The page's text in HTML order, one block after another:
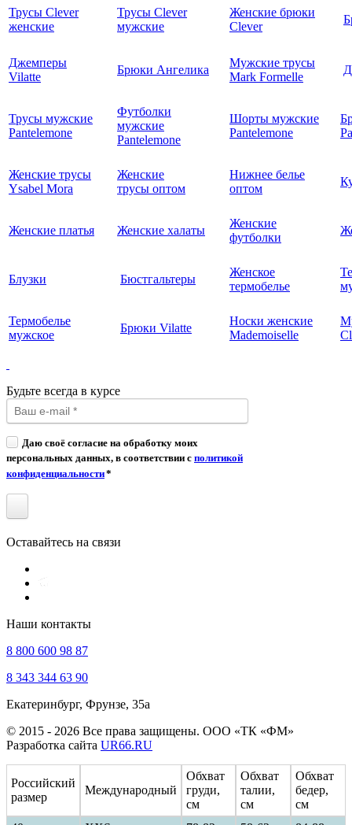
Трусы Clever
женские
Трусы Clever
мужские
Женские брюки
Clever
Джемперы
Vilatte
Брюки Ангелика
Мужские трусы
Mark Formelle
Трусы мужские
Pantelemone
Футболки
мужские
Pantelemone
Шорты мужские
Pantelemone
Женские трусы
Ysabel Mora
Женские
трусы оптом
Нижнее белье
оптом
Женские платья Женские халаты
Женские
футболки
Блузки Бюстгальтеры
Женское
термобелье
Термобелье
мужское
Брюки Vilatte
Носки женские
Mademoiselle
Будьте всегда в курсе
Даю своё согласие на обработку моих
персональных данных, в соответствии с политикой
конфиденциальности*
Оставайтесь на связи
Наши контакты
8 800 600 98 87
8 343 344 63 90
Екатеринбург, Фрунзе, 35а
© 2015 - 2026 Все права защищены. ООО «ТК «ФМ»
Разработка сайта UR66.RU
Российский
размер
Международный
Обхват
груди,
см
Обхват
талии,
см
Обхват
бедер,
см